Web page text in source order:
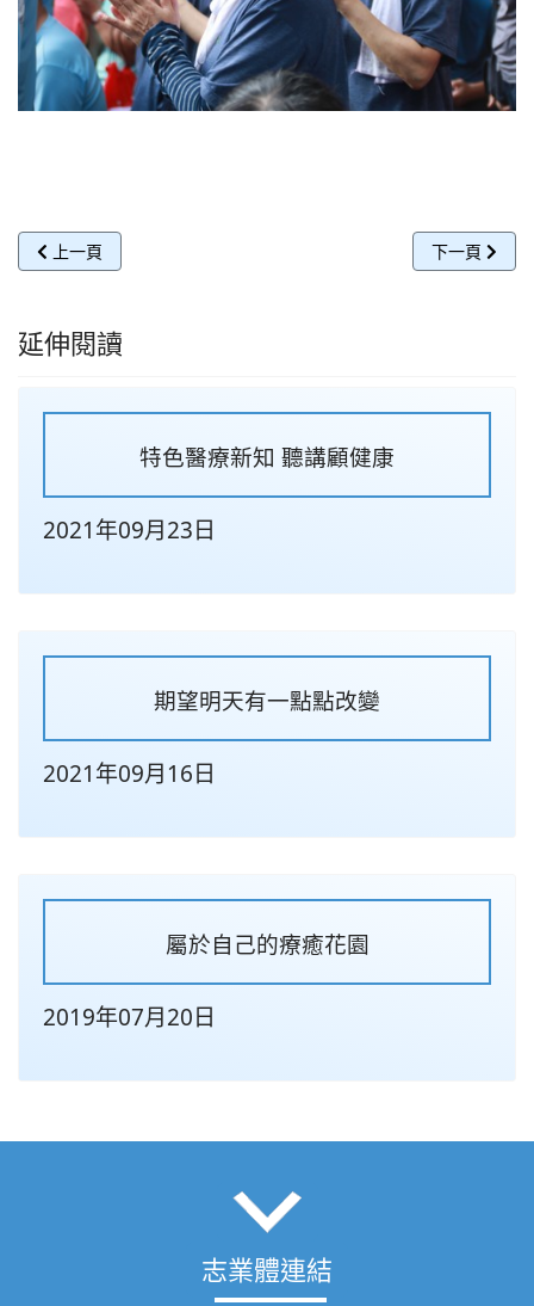
上一篇文章: 大林慈院「甲你攬牢牢」 為志工獻上「平安」
上一頁 下一篇文章:
下一頁
延伸閱讀
特色醫療新知 聽講顧健康
2021年09月23日
期望明天有一點點改變
2021年09月16日
屬於自己的療癒花園
2019年07月20日
志業體連結